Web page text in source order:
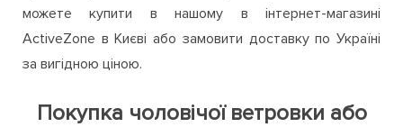
можете купити в нашому в інтернет-магазині
ActiveZone в Києві або замовити доставку по Україні
за вигідною ціною.
Покупка чоловічої ветровки або